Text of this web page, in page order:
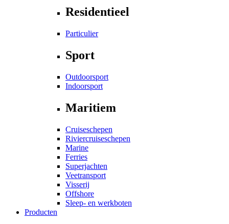
Residentieel
Particulier
Sport
Outdoorsport
Indoorsport
Maritiem
Cruiseschepen
Riviercruiseschepen
Marine
Ferries
Superjachten
Veetransport
Visserij
Offshore
Sleep- en werkboten
Producten